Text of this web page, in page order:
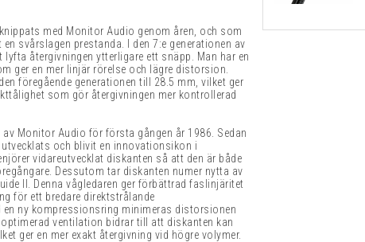
med Monitor Audio genom åren, och som
svårslagen prestanda. I den 7:e generationen av
återgivningen ytterligare ett snäpp. Man har en
ger en mer linjär rörelse och lägre distorsion.
föregående generationen till 28.5 mm, vilket ger
som gör återgivningen mer kontrollerad
Monitor Audio för första gången år 1986. Sedan
och blivit en innovationsikon i
vidareutvecklat diskanten så att den är både
Dessutom tar diskanten numer nytta av
II. Denna vågledaren ger förbättrad faslinjäritet
för ett bredare direktstrålande
ny kompressionsring minimeras distorsionen
ventilation bidrar till att diskanten kan
ger en mer exakt återgivning vid högre volymer.